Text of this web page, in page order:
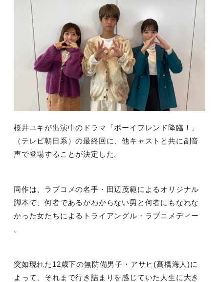
桜井ユキが出演中のドラマ「ボーイフレンド降臨！」
（テレビ朝日系）の最終回に、他キャストと共に副音
声で登場することが決定した。
同作は、ラブコメの名手・田辺茂範によるオリジナル
脚本で、何者であるかわからない男と何者にもなれな
かった女たちによるトライアングル・ラブコメディー
。
突如現れた 12歳下の無防備男子・アサヒ (髙橋海人)に
よって、それまで行き詰まりを感じていた人生に大き